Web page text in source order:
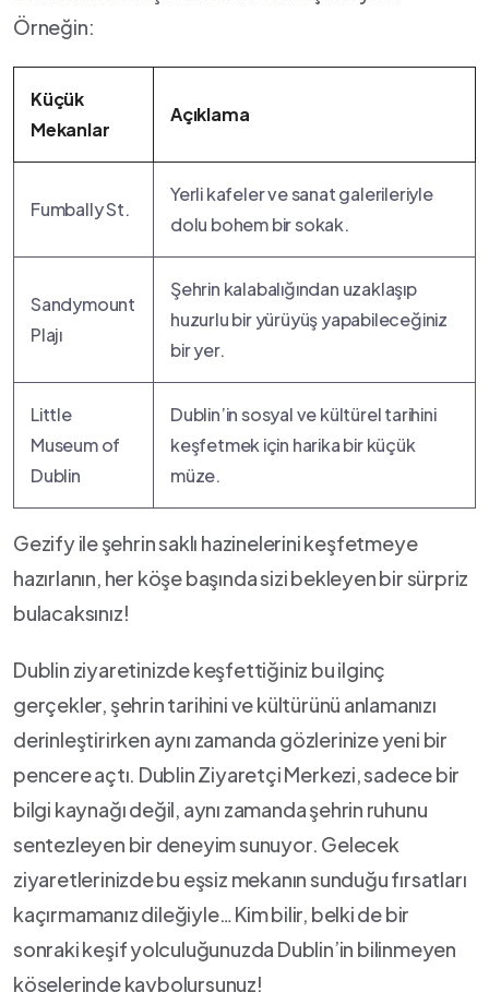
Örneğin:
Küçük
Mekanlar
Açıklama
Fumbally St.
Yerli ​kafeler​ ve sanat galerileriyle
dolu bohem bir sokak.
Sandymount
Plajı
Şehrin kalabalığından uzaklaşıp
huzurlu bir yürüyüş yapabileceğiniz
bir yer.
Little
Museum of
Dublin
Dublin’in sosyal ve kültürel tarihini
keşfetmek ⁤için harika bir küçük
müze.
Gezify ile ⁢şehrin saklı​ hazinelerini keşfetmeye
hazırlanın, her köşe başında sizi bekleyen bir ‍sürpriz
bulacaksınız!
Dublin​ ziyaretinizde keşfettiğiniz bu ilginç
gerçekler, ‌şehrin‍ tarihini ve kültürünü ⁤anlamanızı
derinleştirirken aynı zamanda gözlerinize yeni bir
‌pencere⁣ açtı. ⁤Dublin Ziyaretçi Merkezi,⁣ sadece ⁤bir
bilgi‌ kaynağı değil, aynı zamanda ‍şehrin⁤ ruhunu⁣
sentezleyen bir⁤ deneyim sunuyor. Gelecek
ziyaretlerinizde ⁢bu eşsiz mekanın sunduğu ​fırsatları
kaçırmamanız ‌dileğiyle… Kim⁢ bilir, belki⁣ de bir
sonraki keşif ⁤yolculuğunuzda Dublin’in bilinmeyen
köşelerinde‍ kaybolursunuz!